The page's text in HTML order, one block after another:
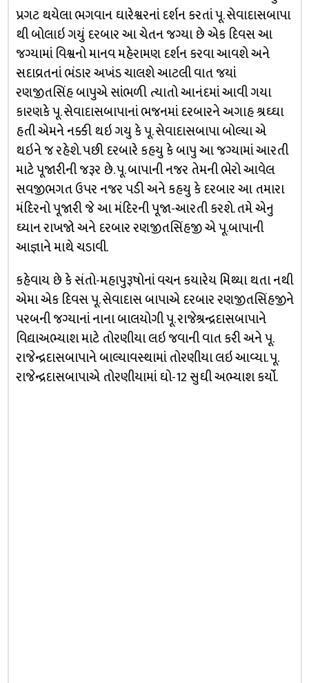
પ્રગટ થયેલા ભગવાન ઘારેશ્વરનાં દર્શન કરતાં પૂ. સેવાદાસબાપા
થી બોલાઇ ગયું દરબાર આ ચેતન જગ્‍યા છે એક દ‍િવસ આ
જગ્‍યામાં વ‍િશ્વનો માનવ મહેરામણ દર્શન કરવા આવશે અને
સદાવ્રતનાં ભંડાર અખંડ ચાલશે આટલી વાત જયાં
રણજીતસ‍િંહ બાપુએ સાંભળી ત્‍યાતો આનંદમાં આવી ગયા
કારણકે પૂ. સેવાદાસબાપાનાં ભજનમાં દરબારને અગાહ શ્રઘ્‍ઘા
હતી એમને નક્કી થઇ ગયુ કે પૂ. સેવાદાસબાપા બોલ્‍યા એ
થઇને જ રહેશે. પછી દરબારે કહયુ કે બાપુ આ જગ્‍યામાં આરતી
માટે પૂજારીની જરૂર છે. પૂ. બાપાની નજર તેમની ભેરો આવેલ
સવજીભગત ઉપર નજર પડી અને કહયુ કે દરબાર આ તમારા
મંદ‍િરનો પૂજારી જે આ મંદ‍િરની પૂજા-આરતી કરશે. તમે એનુ
ઘ્‍યાન રાખજો અને દરબાર રણજીતસ‍િંહજી એ પૂ.બાપાની
આજ્ઞાને માથે ચડાવી.
કહેવાય છે કે સંતો-મહાપુરૂષોનાં વચન કયારેય મિથ્યા થતા નથી
એમા એક દ‍િવસ પૂ. સેવાદાસ બાપાએ દરબાર રણજીતસ‍િંહજીને
પરબની જગ્‍યાનાં નાના બાલયોગી પૂ. રાજેશ્રન્‍દ્રદાસબાપાને
વ‍િદ્યાઅભ્‍યાશ માટે તોરણીયા લઇ જવાની વાત કરી અને પૂ.
રાજેન્‍દ્રદાસબાપાને બાલ્‍યાવસ્‍થામાં તોરણીયા લઇ આવ્‍યા. પૂ.
રાજેન્‍દ્રદાસબાપાએ તોરણીયામાં ઘો-12 સુઘી અભ્‍યાશ કર્યો.